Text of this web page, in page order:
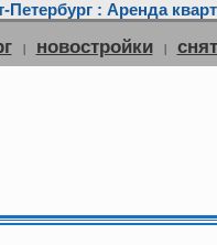
: Аренда
| новостройки |